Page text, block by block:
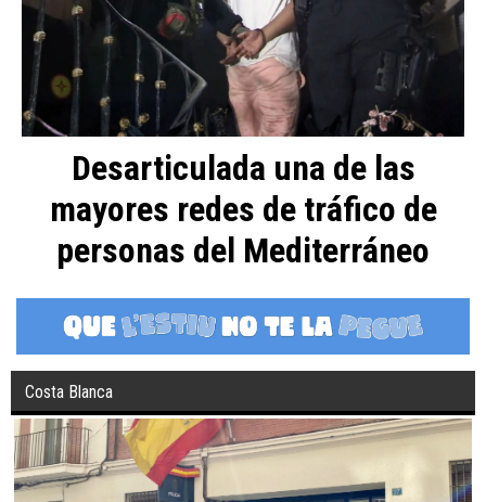
Desarticulada una de las
mayores redes de tráfico de
personas del Mediterráneo
Costa Blanca